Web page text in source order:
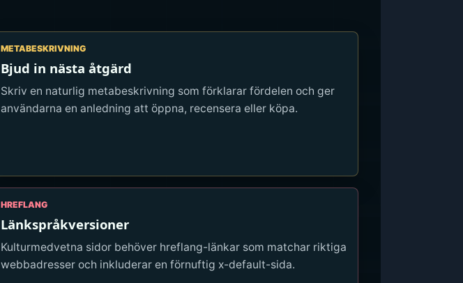
METABESKRIVNING
Bjud in nästa åtgärd
Skriv en naturlig metabeskrivning som förklarar fördelen och ger
användarna en anledning att öppna, recensera eller köpa.
HREFLANG
Länkspråkversioner
Kulturmedvetna sidor behöver hreflang-länkar som matchar riktiga
webbadresser och inkluderar en förnuftig x-default-sida.